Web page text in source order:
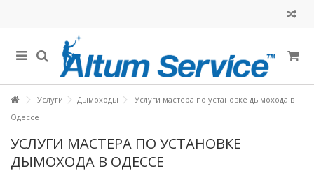
Услуги Дымоходы
Услуги мастера по установке дымохода в
Одессе
УСЛУГИ МАСТЕРА ПО УСТАНОВКЕ
ДЫМОХОДА В ОДЕССЕ